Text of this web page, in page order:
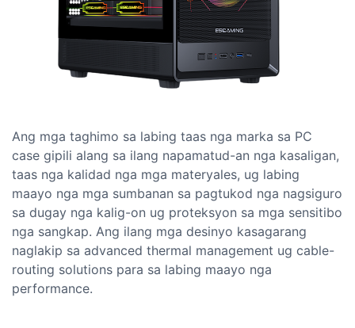
Ang mga taghimo sa labing taas nga marka sa PC
case gipili alang sa ilang napamatud-an nga kasaligan,
taas nga kalidad nga mga materyales, ug labing
maayo nga mga sumbanan sa pagtukod nga nagsiguro
sa dugay nga kalig-on ug proteksyon sa mga sensitibo
nga sangkap. Ang ilang mga desinyo kasagarang
naglakip sa advanced thermal management ug cable-
routing solutions para sa labing maayo nga
performance.